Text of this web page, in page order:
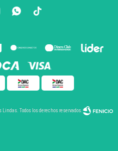

Todos los derechos reservados.